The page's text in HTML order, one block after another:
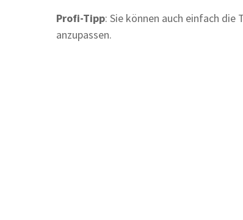
Profi-Tipp: Sie können auch einfach
anzupassen.